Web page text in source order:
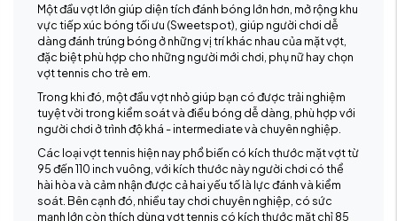
Một đầu vợt lớn giúp diện tích đánh bóng lớn hơn, mở rộng khu
vực tiếp xúc bóng tối ưu (Sweetspot), giúp người chơi dễ
dàng đánh trúng bóng ở những vị trí khác nhau của mặt vợt,
đặc biệt phù hợp cho những người mới chơi, phụ nữ hay chọn
vợt tennis cho trẻ em.
Trong khi đó, một đầu vợt nhỏ giúp bạn có được trải nghiệm
tuyệt vời trong kiểm soát và điều bóng dễ dàng, phù hợp với
người chơi ở trình độ khá - intermediate và chuyên nghiệp.
Các loại vợt tennis hiện nay phổ biến có kích thước mặt vợt từ
95 đến 110 inch vuông, với kích thước này người chơi có thể
hài hòa và cảm nhận được cả hai yếu tố là lực đánh và kiểm
soát. Bên cạnh đó, nhiều tay chơi chuyên nghiệp, có sức
mạnh lớn còn thích dùng vợt tennis có kích thước mặt chỉ 85